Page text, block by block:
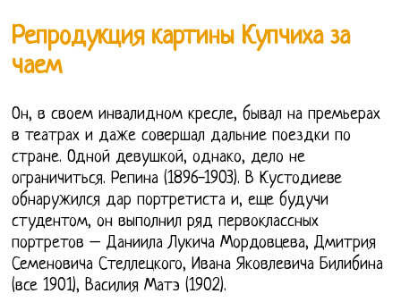
Репродукция картины Купчиха за
чаем
Он, в своем инвалидном кресле, бывал на премьерах
в театрах и даже совершал дальние поездки по
стране. Одной девушкой, однако, дело не
ограничиться. Репина (1896-1903). В Кустодиеве
обнаружился дар портретиста и, еще будучи
студентом, он выполнил ряд первоклассных
портретов – Даниила Лукича Мордовцева, Дмитрия
Семеновича Стеллецкого, Ивана Яковлевича Билибина
(все 1901), Василия Матэ (1902).